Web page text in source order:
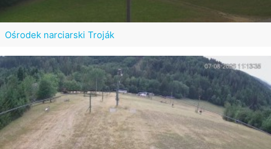
Ośrodek narciarski Troják